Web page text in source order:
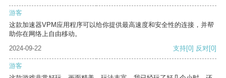
游客
这款加速器VPM应用程序可以给你提供最高速度和安全性的连接，并帮
助你在网络上自由移动。
2024-09-22
支持[0] 反对[0]
游客